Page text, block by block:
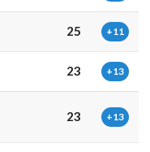
25 +11
23 +13
23 +13